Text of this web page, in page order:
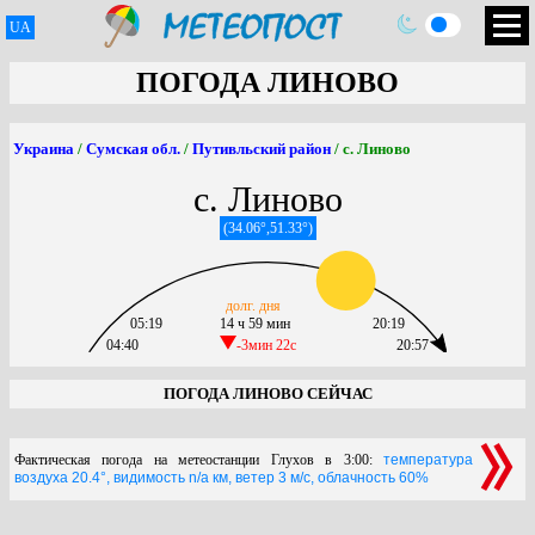
UA
ПОГОДА ЛИНОВО
Украина / Сумская обл. / Путивльский район / с. Линово
с. Линово
(34.06°,51.33°)
04:40
05:19
14 ч 59 мин
-3мин 22c
долг. дня
20:57
20:19
ПОГОДА ЛИНОВО СЕЙЧАС
Фактическая погода на метеостанции Глухов в 3:00: температура
воздуха 20.4°, видимость n/a км, ветер 3 м/с, облачность 60%